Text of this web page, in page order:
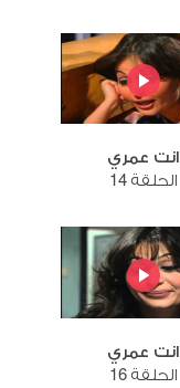
انت عمري
الحلقة 14
انت عمري
الحلقة 16